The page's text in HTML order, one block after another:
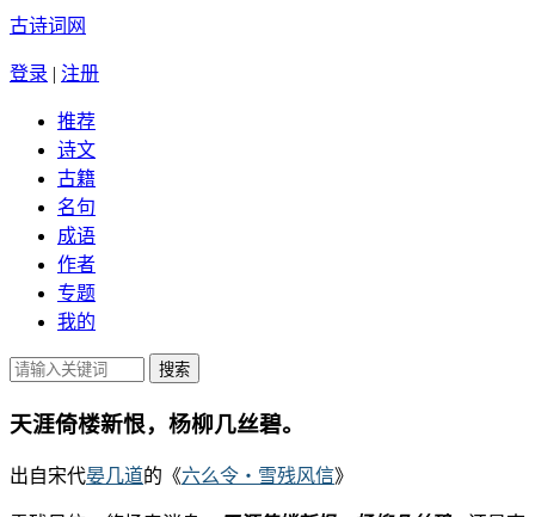
古诗词网
登录 | 注册
推荐
诗文
古籍
名句
成语
作者
专题
我的
天涯倚楼新恨，杨柳几丝碧。
出自宋代晏几道的《六么令・雪残风信》